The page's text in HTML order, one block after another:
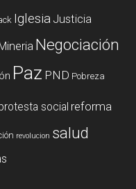
Iglesia Justicia
Negociación
Paz PND Pobreza
social reforma
revolucion salud